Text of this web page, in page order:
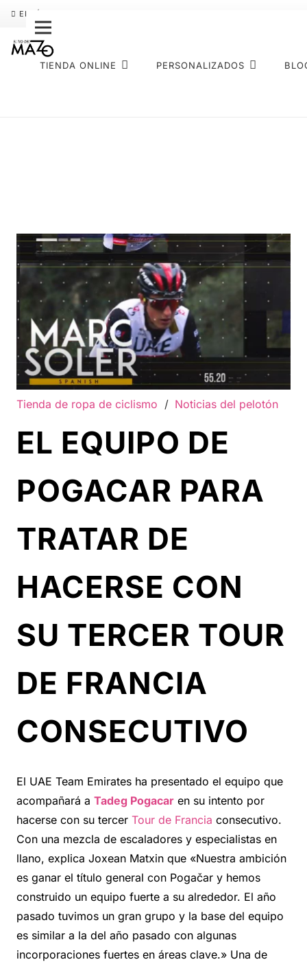
ENVÍO GRATIS
TIENDA ONLINE PERSONALIZADOS
Tienda de ropa de ciclismo / Noticias del pelotón
EL EQUIPO DE
POGACAR PARA
TRATAR DE
HACERSE CON
SU TERCER TOUR
DE FRANCIA
CONSECUTIVO
El UAE Team Emirates ha presentado el equipo que
acompañará a Tadeg Pogacar en su intento por
hacerse con su tercer Tour de Francia consecutivo.
Con una mezcla de escaladores y especialistas en
llano, explica Joxean Matxin que «Nuestra ambición
es ganar el título general con Pogačar y hemos
construido un equipo fuerte a su alrededor. El año
pasado tuvimos un gran grupo y la base del equipo
es similar a la del año pasado con algunas
incorporaciones fuertes en áreas clave.» Una de